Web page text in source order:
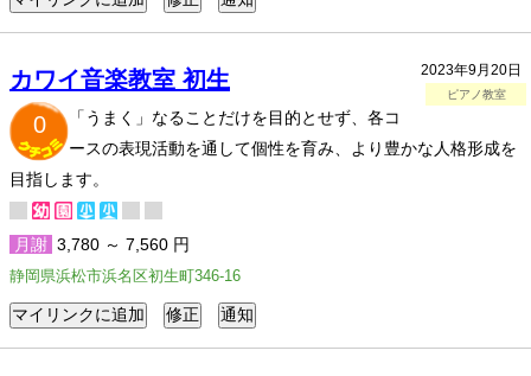
2023年9月20日
ピアノ教室
カワイ音楽教室 初生
0
「うまく」なることだけを目的とせず、各コ
ースの表現活動を通して個性を育み、より豊かな人格形成を
目指します。
月謝 3,780 ～ 7,560 円
静岡県浜松市浜名区初生町346-16